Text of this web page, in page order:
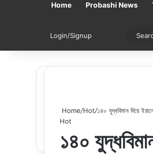
Home Probashi News
Login/Signup Switch
Home/Hot/১৪০ যুদ্ধবিমান দিয়ে
Hot
১৪০